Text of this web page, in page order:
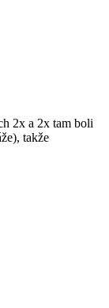
2x a 2x tam boli
takže